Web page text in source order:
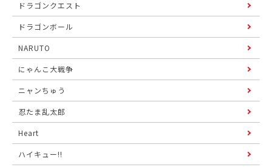
ドラゴンクエスト
ドラゴンボール
NARUTO
にゃんこ大戦争
ニャンちゅう
忍たま乱太郎
Heart
ハイキュー!!